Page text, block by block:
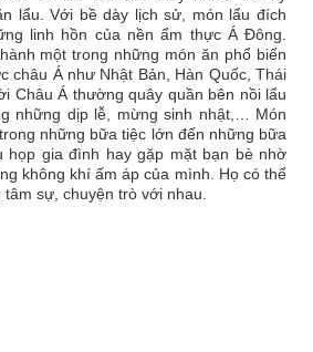
lẩu. Với bề dày lịch sử, món lẩu đích
linh hồn của nền ẩm thực Á Đông.
một trong những món ăn phổ biến
châu Á như Nhật Bản, Hàn Quốc, Thái
Châu Á thường quây quần bên nồi lẩu
những dịp lễ, mừng sinh nhật,… Món
những bữa tiệc lớn đến những bữa
họp gia đình hay gặp mặt bạn bè nhờ
không khí ấm áp của mình. Họ có thể
sự, chuyện trò với nhau.